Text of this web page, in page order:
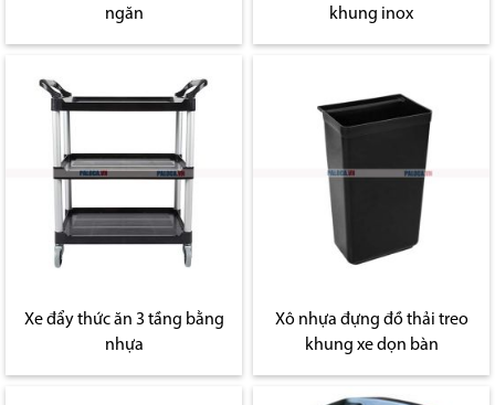
ngăn
khung inox
Xe đẩy thức ăn 3 tầng bằng
nhựa
Xô nhựa đựng đồ thải treo
khung xe dọn bàn